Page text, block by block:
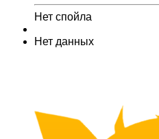
Нет спойла
Нет данных